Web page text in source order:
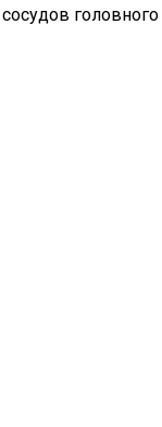
головного